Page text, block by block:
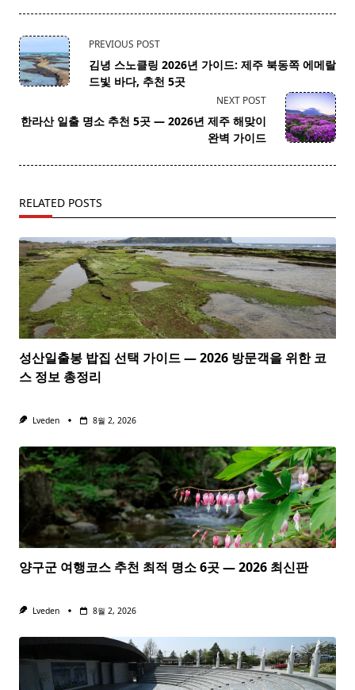
<span
class="nav-
subtitle
reader-
PREVIOUS POST
김녕 스노클링 2026년 가이드: 제주 북동쪽 에메랄
드빛 바다, 추천 5곳
NEXT POST
한라산 일출 명소 추천 5곳 — 2026년 제주 해맞이
완벽 가이드
RELATED POSTS
성산일출봉 밥집 선택 가이드 — 2026 방문객을 위한 코
스 정보 총정리
Lveden 8월 2, 2026
양구군 여행코스 추천 최적 명소 6곳 — 2026 최신판
Lveden 8월 2, 2026